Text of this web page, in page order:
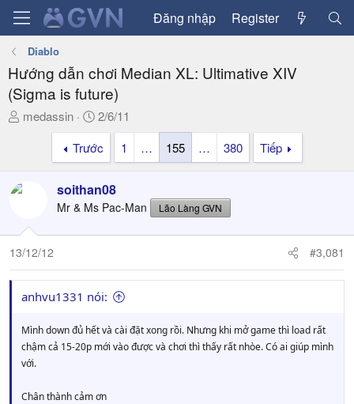
Đăng nhập Register
Diablo
Hướng dẫn chơi Median XL: Ultimative XIV
(Sigma is future)
T
t
a
t
e
medassin
N
g
à
y
ử
i
2/6/11
Trước
1 … 155 … 380 Tiếp
soithan08
Mr & Ms Pac-Man Lão Làng GVN
13/12/12 #3,081
anhvu1331 nói:
Mình down đủ hết và cài đặt xong rồi. Nhưng khi mở game thì load rất
chậm cả 15-20p mới vào được và chơi thì thấy rất nhòe. Có ai giúp mình
với.
Chân thành cảm ơn